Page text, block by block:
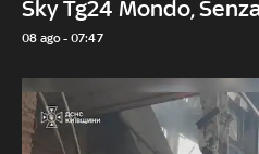
Sky Tg24 Mondo,
08 ago - 07:47